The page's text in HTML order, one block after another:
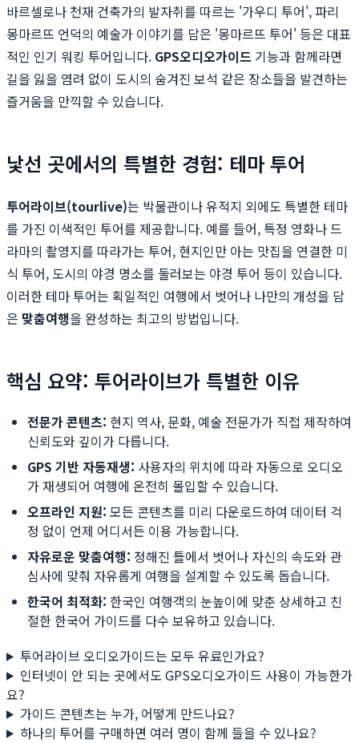
바르셀로나 천재 건축가의 발자취를 따르는 '가우디 투어', 파리
몽마르뜨 언덕의 예술가 이야기를 담은 '몽마르뜨 투어' 등은 대표
적인 인기 워킹 투어입니다. GPS오디오가이드 기능과 함께라면
길을 잃을 염려 없이 도시의 숨겨진 보석 같은 장소들을 발견하는
즐거움을 만끽할 수 있습니다.
낯선 곳에서의 특별한 경험: 테마 투어
투어라이브(tourlive)는 박물관이나 유적지 외에도 특별한 테마
를 가진 이색적인 투어를 제공합니다. 예를 들어, 특정 영화나 드
라마의 촬영지를 따라가는 투어, 현지인만 아는 맛집을 연결한 미
식 투어, 도시의 야경 명소를 둘러보는 야경 투어 등이 있습니다.
이러한 테마 투어는 획일적인 여행에서 벗어나 나만의 개성을 담
은 맞춤여행을 완성하는 최고의 방법입니다.
핵심 요약: 투어라이브가 특별한 이유
전문가 콘텐츠: 현지 역사, 문화, 예술 전문가가 직접 제작하여
신뢰도와 깊이가 다릅니다.
GPS 기반 자동재생: 사용자의 위치에 따라 자동으로 오디오
가 재생되어 여행에 온전히 몰입할 수 있습니다.
오프라인 지원: 모든 콘텐츠를 미리 다운로드하여 데이터 걱
정 없이 언제 어디서든 이용 가능합니다.
자유로운 맞춤여행: 정해진 틀에서 벗어나 자신의 속도와 관
심사에 맞춰 자유롭게 여행을 설계할 수 있도록 돕습니다.
한국어 최적화: 한국인 여행객의 눈높이에 맞춘 상세하고 친
절한 한국어 가이드를 다수 보유하고 있습니다.
투어라이브 오디오가이드는 모두 유료인가요?
인터넷이 안 되는 곳에서도 GPS오디오가이드 사용이 가능한가
요?
가이드 콘텐츠는 누가, 어떻게 만드나요?
하나의 투어를 구매하면 여러 명이 함께 들을 수 있나요?